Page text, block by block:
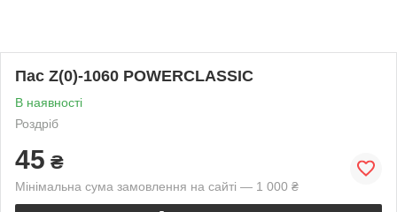
Пас Z(0)-1060 POWERCLASSIC
В наявності
Роздріб
45 ₴
Мінімальна сума замовлення на сайті — 1 000 ₴